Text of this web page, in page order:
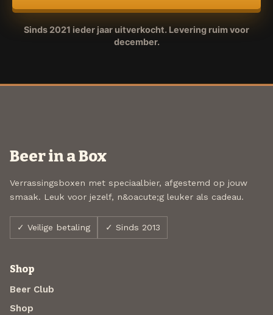
Sinds 2021 ieder jaar uitverkocht. Levering ruim voor
december.
Beer in a Box
Verrassingsboxen met speciaalbier, afgestemd op jouw
smaak. Leuk voor jezelf, n&oacute;g leuker als cadeau.
✓ Veilige betaling ✓ Sinds 2013
Shop
Beer Club
Shop